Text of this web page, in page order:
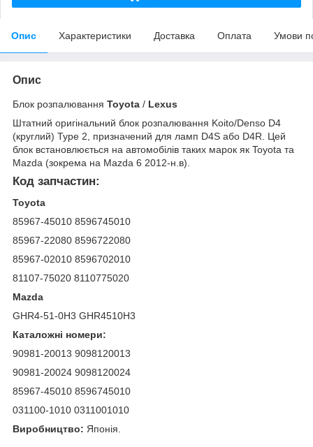
Опис Характеристики Доставка Оплата Умови
Опис
Блок розпалювання Toyota / Lexus
Штатний оригінальний блок розпалювання Koito/Denso D4
(круглий) Type 2, призначений для ламп D4S або D4R. Цей
блок встановлюється на автомобілів таких марок як Toyota та
Mazda (зокрема на Mazda 6 2012-н.в).
Код запчастин:
Toyota
85967-45010 8596745010
85967-22080 8596722080
85967-02010 8596702010
81107-75020 8110775020
Mazda
GHR4-51-0H3 GHR4510H3
Каталожні номери:
90981-20013 9098120013
90981-20024 9098120024
85967-45010 8596745010
031100-1010 0311001010
Виробництво: Японія.